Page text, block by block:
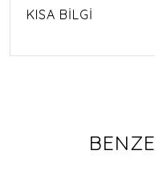
KISA BİLGİ